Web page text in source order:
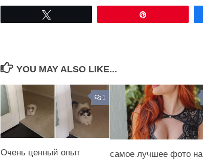
Share on Facebook Share on LinkedIn
YOU MAY ALSO LIKE...
1
Очень ценный опыт
самое лучшее фото на